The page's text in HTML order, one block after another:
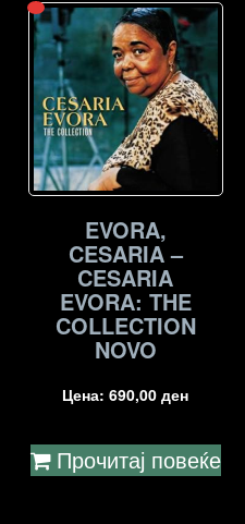
EVORA,
CESARIA –
CESARIA
EVORA: THE
COLLECTION
NOVO
Цена:690,00ден
Прочитај повеќе